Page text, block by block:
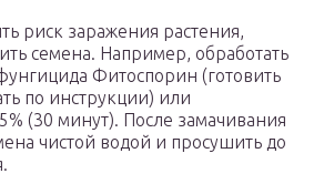
риск заражения растения,
семена. Например, обработать
Фитоспорин (готовить
по инструкции) или
(30 минут). После замачивания
чистой водой и просушить до